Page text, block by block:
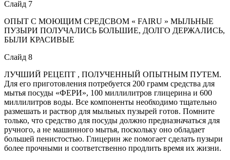
Слайд 7
ОПЫТ С МОЮЩИМ СРЕДСВОМ « FAIRU » МЫЛЬНЫЕ
ПУЗЫРИ ПОЛУЧАЛИСЬ БОЛЬШИЕ, ДОЛГО ДЕРЖАЛИСЬ,
БЫЛИ КРАСИВЫЕ
Слайд 8
ЛУЧШИЙ РЕЦЕПТ , ПОЛУЧЕННЫЙ ОПЫТНЫМ ПУТЕМ.
Для его приготовления потребуется 200 грамм средства для
мытья посуды «ФЕРИ», 100 миллилитров глицерина и 600
миллилитров воды. Все компоненты необходимо тщательно
размешать и раствор для мыльных пузырей готов. Помните
только, что средство для посуды должно предназначаться для
ручного, а не машинного мытья, поскольку оно обладает
большей пенистостью. Глицерин же помогает сделать пузыри
более прочными и соответственно продлить время их жизни.